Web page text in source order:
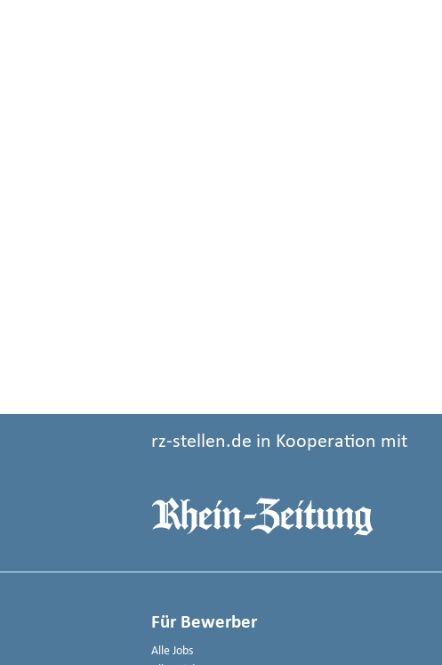
rz-stellen.de in Kooperation mit
Für Bewerber
Alle Jobs